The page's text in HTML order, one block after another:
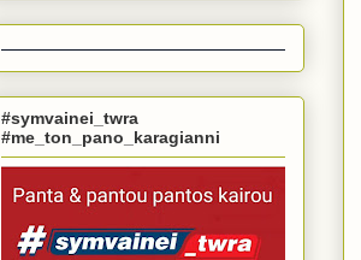
#symvainei_twra
#me_ton_pano_karagianni